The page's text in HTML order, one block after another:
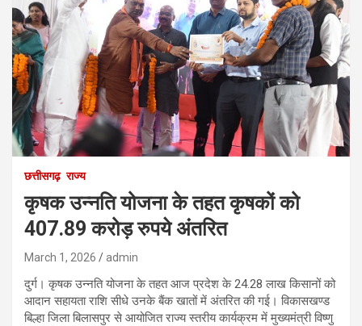
छत्तीसगढ़ राज्य
कृषक उन्नति योजना के तहत कृषकों को
407.89 करोड़ रुपये अंतरित
March 1, 2026 admin
दुर्ग। कृषक उन्नति योजना के तहत आज प्रदेश के 24.28 लाख किसानों को
आदान सहायता राशि सीधे उनके बैंक खातों में अंतरित की गई। विकासखण्ड
बिल्हा जिला बिलासपुर से आयोजित राज्य स्तरीय कार्यक्रम में मुख्यमंत्री विष्णु